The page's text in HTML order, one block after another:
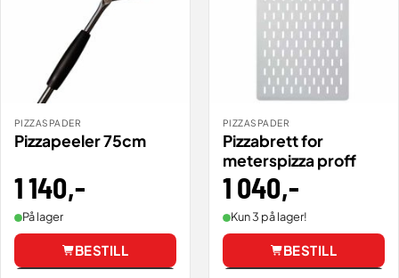
PIZZASPADER
Pizzapeeler 75cm
1 140,-
På lager
BESTILL
PIZZASPADER
Pizzabrett for
meterspizza proff
1 040,-
Kun 3 på lager!
BESTILL